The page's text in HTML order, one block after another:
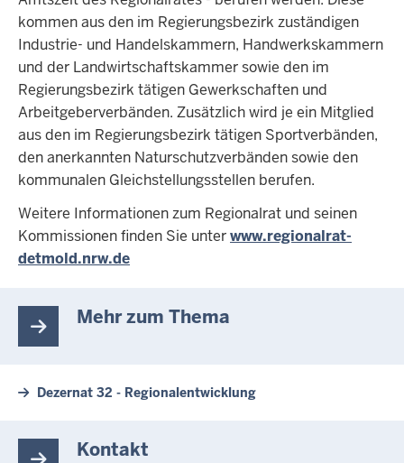
kommen aus den im Regierungsbezirk zuständigen
Industrie- und Handelskammern, Handwerkskammern
und der Landwirtschaftskammer sowie den im
Regierungsbezirk tätigen Gewerkschaften und
Arbeitgeberverbänden. Zusätzlich wird je ein Mitglied
aus den im Regierungsbezirk tätigen Sportverbänden,
den anerkannten Naturschutzverbänden sowie den
kommunalen Gleichstellungsstellen berufen.
Weitere Informationen zum Regionalrat und seinen
Kommissionen finden Sie unterwww.regionalrat-
detmold.nrw.de
Mehr zum Thema
Dezernat 32 - Regionalentwicklung
Kontakt